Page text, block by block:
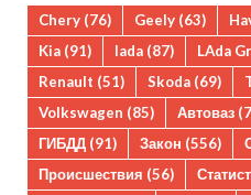
Chery (76) Geely (63)
Kia (91) lada (87) LAda
Renault (51) Skoda (69)
Volkswagen (85) Автоваз
ГИБДД (91) Закон (556)
Происшествия (56)